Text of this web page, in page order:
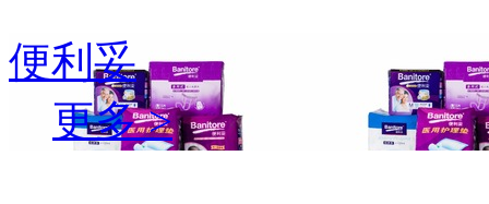
便利妥
更多 >